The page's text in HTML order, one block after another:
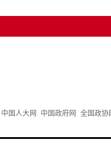
中国人大网 中国政府网 全国政协